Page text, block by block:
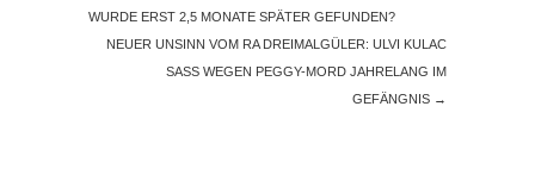
WURDE ERST 2,5 MONATE SPÄTER GEFUNDEN?
NEUER UNSINN VOM RA DREIMALGÜLER: ULVI KULAC
SASS WEGEN PEGGY-MORD JAHRELANG IM
GEFÄNGNIS →